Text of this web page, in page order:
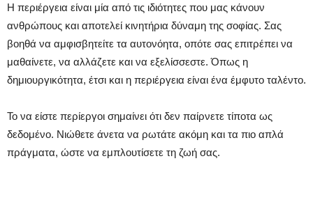
Η περιέργεια είναι μία από τις ιδιότητες που μας κάνουν
ανθρώπους και αποτελεί κινητήρια δύναμη της σοφίας. Σας
βοηθά να αμφισβητείτε τα αυτονόητα, οπότε σας επιτρέπει να
μαθαίνετε, να αλλάζετε και να εξελίσσεστε. Όπως η
δημιουργικότητα, έτσι και η περιέργεια είναι ένα έμφυτο ταλέντο.
Το να είστε περίεργοι σημαίνει ότι δεν παίρνετε τίποτα ως
δεδομένο. Νιώθετε άνετα να ρωτάτε ακόμη και τα πιο απλά
πράγματα, ώστε να εμπλουτίσετε τη ζωή σας.